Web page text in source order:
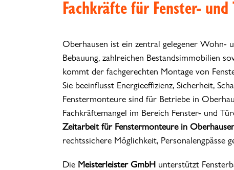
Fachkräfte für Fenster-
Oberhausen ist ein zentral gelegener
Bebauung, zahlreichen Bestandsimmobilien
kommt der fachgerechten Montage von
Sie beeinflusst Energieeffizienz, Sicherheit,
Fenstermonteure sind für Betriebe in
Fachkräftemangel im Bereich Fenster- und
Zeitarbeit für Fenstermonteure in
rechtssichere Möglichkeit, Personalengpässe
Die Meisterleister GmbH unterstützt